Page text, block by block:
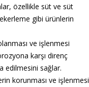
özellikle süt ve süt
gibi ürünlerin
ve işlenmesi
karşı direnç
edilmesini sağlar.
korunması ve işlenmesi